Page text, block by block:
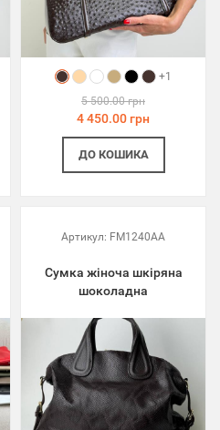
+1
5 500.00 грн
4 450.00 грн
ДО КОШИКА
Артикул: FM1240AA
Сумка жіноча шкіряна
шоколадна